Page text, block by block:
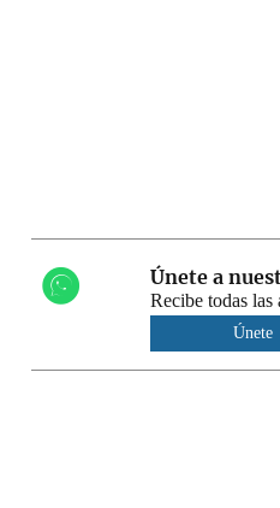
Únete a
Recibe todas las
Únete